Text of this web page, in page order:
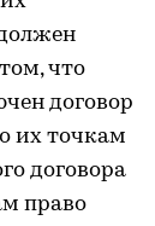
что
договор
их точкам
договора
право